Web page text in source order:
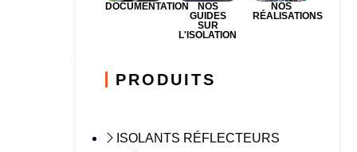
DOCUMENTATION
NOS
GUIDES
SUR
L'ISOLATION
NOS
RÉALISATIONS
PRODUITS
ISOLANTS RÉFLECTEURS